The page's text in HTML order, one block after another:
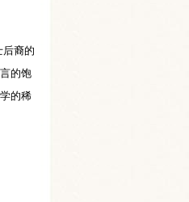
裔的
的饱
的稀